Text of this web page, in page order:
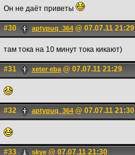
Он не даёт приветы
#30 aptypuq_364 @ 07.07.11 21:29
там тока на 10 минут тока кикают)
#31 xeter eba@ 07.07.11 21:29
#32 aptypuq_364 @ 07.07.11 21:30
#33 skye @ 07.07.11 21:30